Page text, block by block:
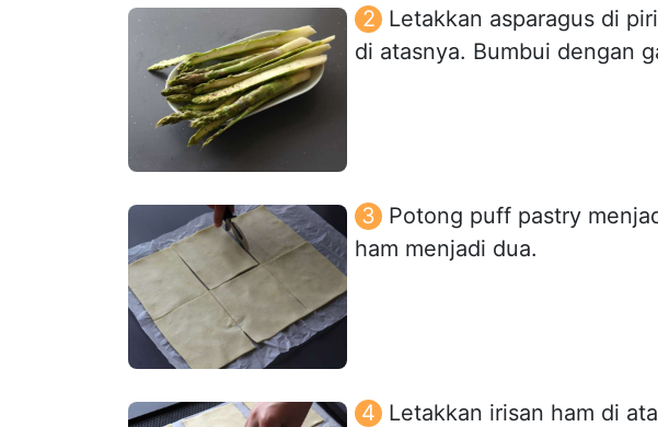
Letakkan asparagus di
di atasnya. Bumbui dengan
Potong puff pastry
ham menjadi dua.
Letakkan irisan ham di